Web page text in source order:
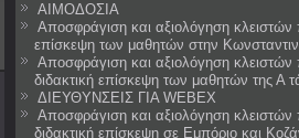
ΑΙΜΟΔΟΣΙΑ
Αποσφράγιση και αξιολόγηση
επίσκεψη των μαθητών στην
Αποσφράγιση και αξιολόγηση
διδακτική επίσκεψη των μαθητών της Α
ΔΙΕΥΘΥΝΣΕΙΣ ΓΙΑ WEBEX
Αποσφράγιση και αξιολόγηση
διδακτική επίσκεψη σε Εμπόριο και